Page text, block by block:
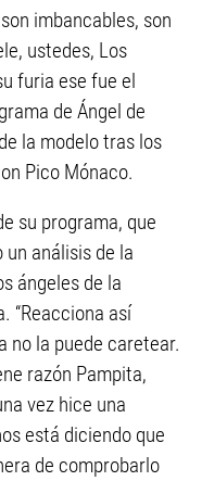
imbancables, son
ustedes, Los
furia ese fue el
de Ángel de
la modelo tras los
Pico Mónaco.
su programa, que
un análisis de la
ángeles de la
“Reacciona así
no la puede caretear.
razón Pampita,
vez hice una
está diciendo que
de comprobarlo